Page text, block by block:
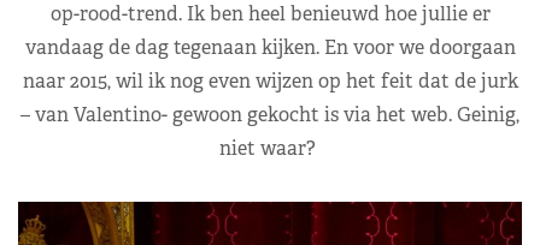
op-rood-trend. Ik ben heel benieuwd hoe jullie er
vandaag de dag tegenaan kijken. En voor we doorgaan
naar 2015, wil ik nog even wijzen op het feit dat de jurk
– van Valentino- gewoon gekocht is via het web. Geinig,
niet waar?